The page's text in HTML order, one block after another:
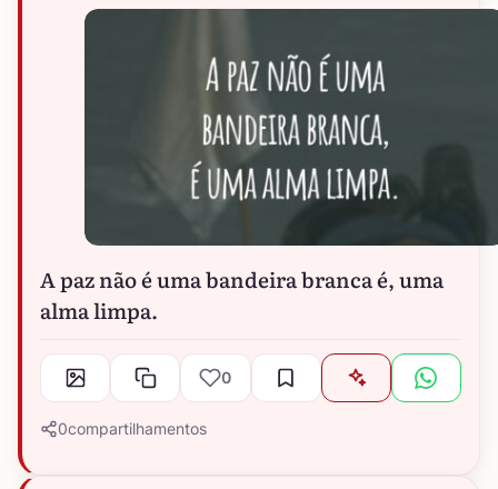
A paz não é uma bandeira branca é, uma
alma limpa.
0
0compartilhamentos